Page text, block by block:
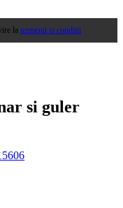
la termenii si conditii
si guler